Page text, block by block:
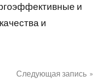
и
и
Следующая запись